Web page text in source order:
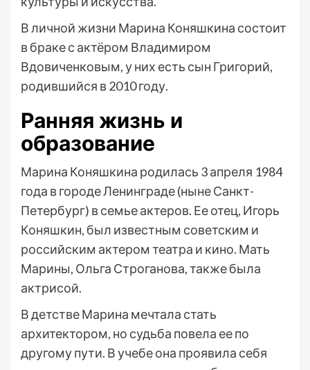
В личной жизни Марина Коняшкина состоит
в браке с актёром Владимиром
Вдовиченковым, у них есть сын Григорий,
родившийся в 2010 году.
Ранняя жизнь и
образование
Марина Коняшкина родилась 3 апреля 1984
года в городе Ленинграде (ныне Санкт-
Петербург) в семье актеров. Ее отец, Игорь
Коняшкин, был известным советским и
российским актером театра и кино. Мать
Марины, Ольга Строганова, также была
актрисой.
В детстве Марина мечтала стать
архитектором, но судьба повела ее по
другому пути. В учебе она проявила себя